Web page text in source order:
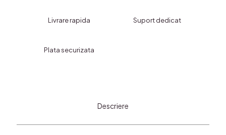
Livrare rapida Suport dedicat
Plata securizata
Descriere